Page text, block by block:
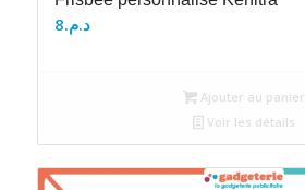
د.م.8
Ajouter au panier
Voir les détails